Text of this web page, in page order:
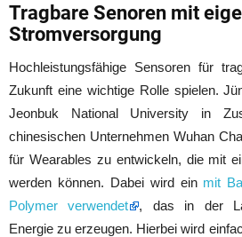
Tragbare Senoren mit
Stromversorgung
Hochleistungsfähige Sensoren für
Zukunft eine wichtige Rolle spielen.
Jeonbuk National University in
chinesischen Unternehmen Wuhan
für Wearables zu entwickeln, die mit
werden können. Dabei wird ein mit
Polymer verwendet
, das in der
Energie zu erzeugen. Hierbei wird